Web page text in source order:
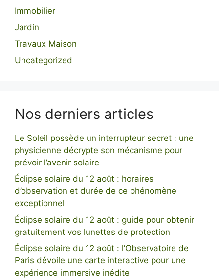
Immobilier
Jardin
Travaux Maison
Uncategorized
Nos derniers articles
Le Soleil possède un interrupteur secret : une
physicienne décrypte son mécanisme pour
prévoir l’avenir solaire
Éclipse solaire du 12 août : horaires
d’observation et durée de ce phénomène
exceptionnel
Éclipse solaire du 12 août : guide pour obtenir
gratuitement vos lunettes de protection
Éclipse solaire du 12 août : l’Observatoire de
Paris dévoile une carte interactive pour une
expérience immersive inédite